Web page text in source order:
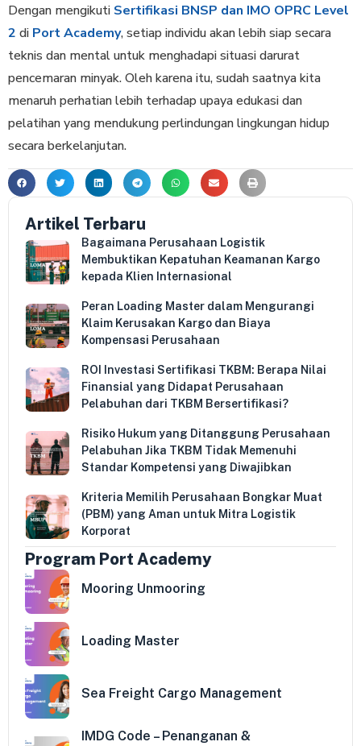
Dengan mengikuti Sertifikasi BNSP dan IMO OPRC Level
2 di Port Academy, setiap individu akan lebih siap secara
teknis dan mental untuk menghadapi situasi darurat
pencemaran minyak. Oleh karena itu, sudah saatnya kita
menaruh perhatian lebih terhadap upaya edukasi dan
pelatihan yang mendukung perlindungan lingkungan hidup
secara berkelanjutan.
Artikel Terbaru
Bagaimana Perusahaan Logistik
Membuktikan Kepatuhan Keamanan Kargo
kepada Klien Internasional
Peran Loading Master dalam Mengurangi
Klaim Kerusakan Kargo dan Biaya
Kompensasi Perusahaan
ROI Investasi Sertifikasi TKBM: Berapa Nilai
Finansial yang Didapat Perusahaan
Pelabuhan dari TKBM Bersertifikasi?
Risiko Hukum yang Ditanggung Perusahaan
Pelabuhan Jika TKBM Tidak Memenuhi
Standar Kompetensi yang Diwajibkan
Kriteria Memilih Perusahaan Bongkar Muat
(PBM) yang Aman untuk Mitra Logistik
Korporat
Program Port Academy
Mooring Unmooring
Loading Master
Sea Freight Cargo Management
IMDG Code – Penanganan &